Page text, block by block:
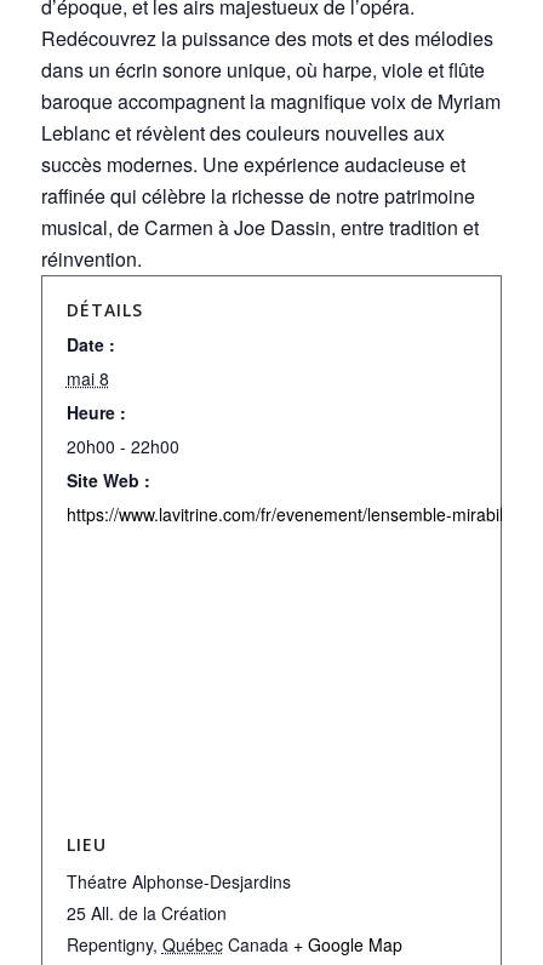
d’époque, et les airs majestueux de l’opéra.
Redécouvrez la puissance des mots et des mélodies
dans un écrin sonore unique, où harpe, viole et flûte
baroque accompagnent la magnifique voix de Myriam
Leblanc et révèlent des couleurs nouvelles aux
succès modernes. Une expérience audacieuse et
raffinée qui célèbre la richesse de notre patrimoine
musical, de Carmen à Joe Dassin, entre tradition et
réinvention.
DÉTAILS
Date :
mai 8
Heure :
20h00 - 22h00
Site Web :
https://www.lavitrine.com/fr/evenement/lensemble-mirabilia-
LIEU
Théatre Alphonse-Desjardins
25 All. de la Création
Repentigny, Québec Canada + Google Map